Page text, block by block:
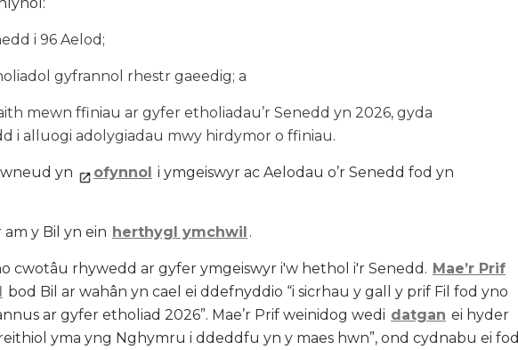
i 96 Aelod;
gyfrannol rhestr gaeedig; a
mewn ffiniau ar gyfer etholiadau’r Senedd yn 2026, gyda
i alluogi adolygiadau mwy hirdymor o ffiniau.
yn ofynnol i ymgeiswyr ac Aelodau o’r Senedd fod yn
y Bil yn ein herthygl ymchwil .
cwotâu rhywedd ar gyfer ymgeiswyr i'w hethol i'r Senedd. Mae’r Prif
bod Bil ar wahân yn cael ei ddefnyddio “i sicrhau y gall y prif Fil fod yno
ar gyfer etholiad 2026”. Mae’r Prif weinidog wedi datgan ei hyder
yma yng Nghymru i ddeddfu yn y maes hwn”, ond cydnabu ei fod